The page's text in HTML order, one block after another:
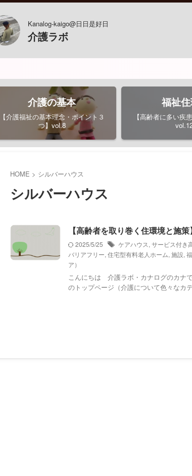
Kanalog-kaigo@日日是好日
介護ラボ
介護の基本
【介護福祉の基本理念・ポイント３
つ】vol.8
福祉
【高齢者に多い疾
HOME > シルバーハウス
シルバーハウス
【高齢者を取り巻く住環境と施
2025/5/25
ケアハウス, サービス付き
バリアフリー, 住宅型有料老人ホーム, 施設,
ア）
こんにちは 介護ラボ・カナログのカナ
のトップページ（介護について色々なカ